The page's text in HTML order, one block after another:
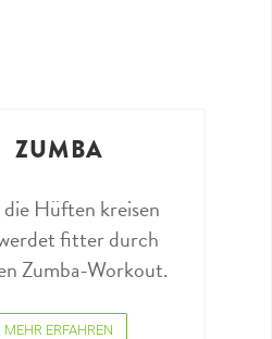
ZUMBA
die Hüften kreisen
fitter durch
Zumba-Workout.
MEHR ERFAHREN